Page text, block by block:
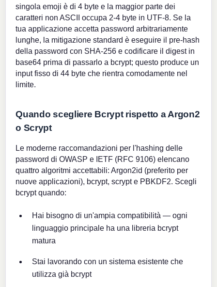
singola emoji è di 4 byte e la maggior parte dei
caratteri non ASCII occupa 2-4 byte in UTF-8. Se la
tua applicazione accetta password arbitrariamente
lunghe, la mitigazione standard è eseguire il pre-hash
della password con SHA-256 e codificare il digest in
base64 prima di passarlo a bcrypt; questo produce un
input fisso di 44 byte che rientra comodamente nel
limite.
Quando scegliere Bcrypt rispetto a Argon2
o Scrypt
Le moderne raccomandazioni per l'hashing delle
password di OWASP e IETF (RFC 9106) elencano
quattro algoritmi accettabili: Argon2id (preferito per
nuove applicazioni), bcrypt, scrypt e PBKDF2. Scegli
bcrypt quando:
Hai bisogno di un'ampia compatibilità — ogni
linguaggio principale ha una libreria bcrypt
matura
Stai lavorando con un sistema esistente che
utilizza già bcrypt